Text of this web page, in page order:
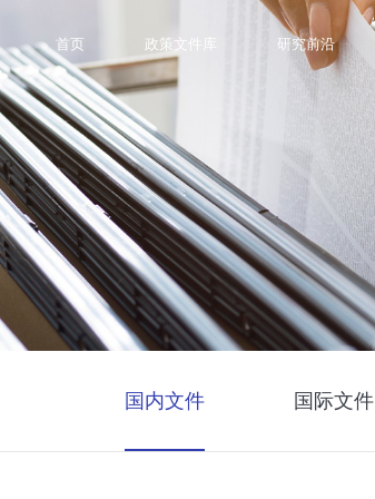
首页 政策文件库 研究前沿
国内文件 国际文件